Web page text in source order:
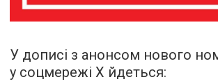
У дописі з анонсом нового
у соцмережі Х йдеться: